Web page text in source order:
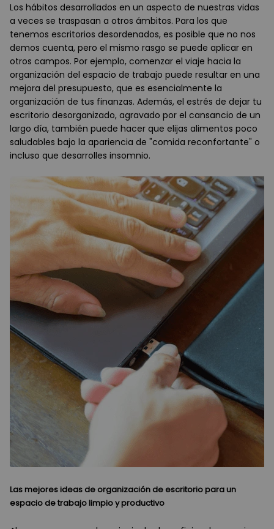
Los hábitos desarrollados en un aspecto de nuestras vidas
a veces se traspasan a otros ámbitos. Para los que
tenemos escritorios desordenados, es posible que no nos
demos cuenta, pero el mismo rasgo se puede aplicar en
otros campos. Por ejemplo, comenzar el viaje hacia la
organización del espacio de trabajo puede resultar en una
mejora del presupuesto, que es esencialmente la
organización de tus finanzas. Además, el estrés de dejar tu
escritorio desorganizado, agravado por el cansancio de un
largo día, también puede hacer que elijas alimentos poco
saludables bajo la apariencia de "comida reconfortante" o
incluso que desarrolles insomnio.
Las mejores ideas de organización de escritorio para un
espacio de trabajo limpio y productivo